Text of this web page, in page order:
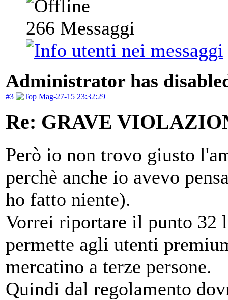
266 Messaggi
Administrator has
#3 Mag-27-15 23:32:29
Re: GRAVE
Però io non trovo giusto
perchè anche io avevo
ho fatto niente).
Vorrei riportare il punto 32
permette agli utenti
mercatino a terze persone.
Quindi dal regolamento